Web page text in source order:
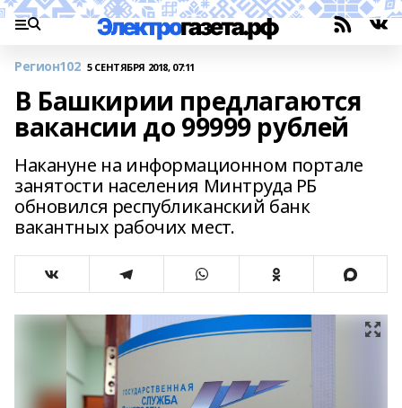
Регион102 5 СЕНТЯБРЯ 2018, 07:11
В Башкирии предлагаются
вакансии до 99999 рублей
Накануне на информационном портале
занятости населения Минтруда РБ
обновился республиканский банк
вакантных рабочих мест.